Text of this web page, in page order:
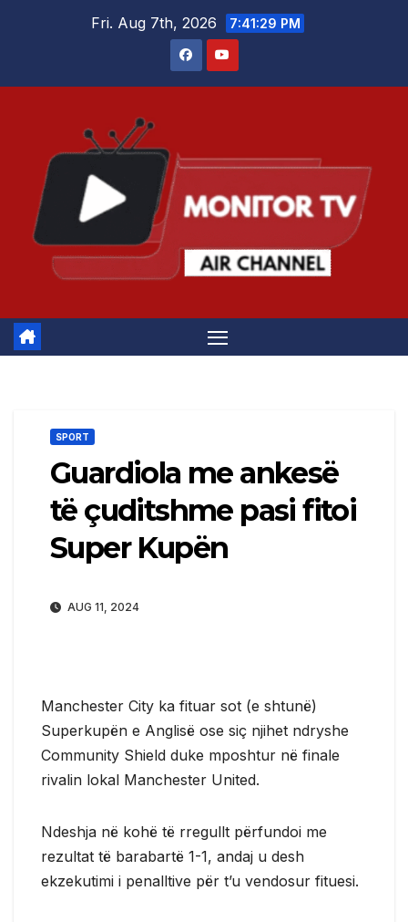
Fri. Aug 7th, 2026 7:41:30 PM
SPORT
Guardiola me ankesë
të çuditshme pasi fitoi
Super Kupën
AUG 11, 2024
Manchester City ka fituar sot (e shtunë)
Superkupën e Anglisë ose siç njihet ndryshe
Community Shield duke mposhtur në finale
rivalin lokal Manchester United.
Ndeshja në kohë të rregullt përfundoi me
rezultat të barabartë 1-1, andaj u desh
ekzekutimi i penalltive për t’u vendosur fituesi.